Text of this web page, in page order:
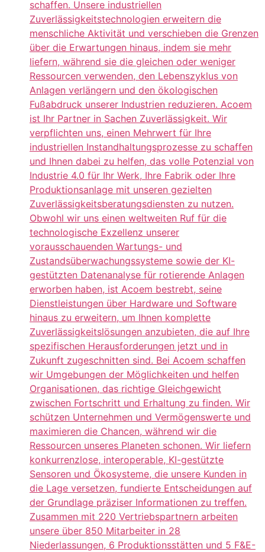
schaffen. Unsere industriellen
Zuverlässigkeitstechnologien erweitern die
menschliche Aktivität und verschieben die Grenzen
über die Erwartungen hinaus, indem sie mehr
liefern, während sie die gleichen oder weniger
Ressourcen verwenden, den Lebenszyklus von
Anlagen verlängern und den ökologischen
Fußabdruck unserer Industrien reduzieren. Acoem
ist Ihr Partner in Sachen Zuverlässigkeit. Wir
verpflichten uns, einen Mehrwert für Ihre
industriellen Instandhaltungsprozesse zu schaffen
und Ihnen dabei zu helfen, das volle Potenzial von
Industrie 4.0 für Ihr Werk, Ihre Fabrik oder Ihre
Produktionsanlage mit unseren gezielten
Zuverlässigkeitsberatungsdiensten zu nutzen.
Obwohl wir uns einen weltweiten Ruf für die
technologische Exzellenz unserer
vorausschauenden Wartungs- und
Zustandsüberwachungssysteme sowie der KI-
gestützten Datenanalyse für rotierende Anlagen
erworben haben, ist Acoem bestrebt, seine
Dienstleistungen über Hardware und Software
hinaus zu erweitern, um Ihnen komplette
Zuverlässigkeitslösungen anzubieten, die auf Ihre
spezifischen Herausforderungen jetzt und in
Zukunft zugeschnitten sind. Bei Acoem schaffen
wir Umgebungen der Möglichkeiten und helfen
Organisationen, das richtige Gleichgewicht
zwischen Fortschritt und Erhaltung zu finden. Wir
schützen Unternehmen und Vermögenswerte und
maximieren die Chancen, während wir die
Ressourcen unseres Planeten schonen. Wir liefern
konkurrenzlose, interoperable, KI-gestützte
Sensoren und Ökosysteme, die unsere Kunden in
die Lage versetzen, fundierte Entscheidungen auf
der Grundlage präziser Informationen zu treffen.
Zusammen mit 220 Vertriebspartnern arbeiten
unsere über 850 Mitarbeiter in 28
Niederlassungen, 6 Produktionsstätten und 5 F&E-